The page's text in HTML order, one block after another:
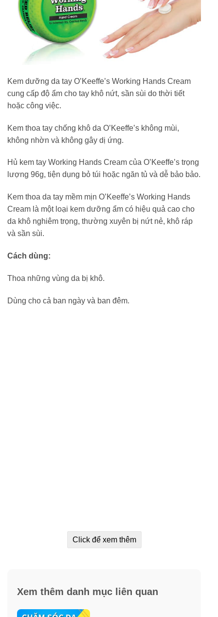
Kem dưỡng da tay O’Keeffe’s Working Hands Cream
cung cấp độ ẩm cho tay khô nứt, sần sùi do thời tiết
hoặc công việc.
Kem thoa tay chống khô da O’Keeffe’s không mùi,
không nhờn và không gây dị ứng.
Hủ kem tay Working Hands Cream của O’Keeffe’s trọng
lượng 96g, tiện dụng bỏ túi hoặc ngăn tủ và dễ bảo bảo.
Kem thoa da tay mềm mịn O’Keeffe’s Working Hands
Cream là một loại kem dưỡng ẩm có hiệu quả cao cho
da khô nghiêm trọng, thường xuyên bị nứt nẻ, khô ráp
và sần sùi.
Cách dùng:
Thoa những vùng da bị khô.
Dùng cho cả ban ngày và ban đêm.
Click để xem thêm
Xem thêm danh mục liên quan